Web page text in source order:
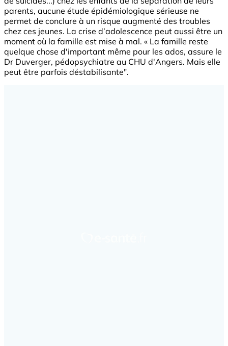
parents, aucune étude épidémiologique sérieuse ne
permet de conclure à un risque augmenté des troubles
chez ces jeunes. La crise d’adolescence peut aussi être un
moment où la famille est mise à mal. « La famille reste
quelque chose d'important même pour les ados, assure le
Dr Duverger, pédopsychiatre au CHU d'Angers. Mais elle
peut être parfois déstabilisante".